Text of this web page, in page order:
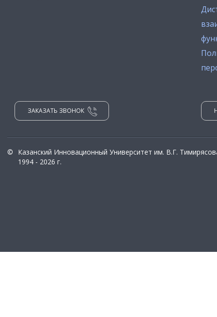
ЗАКАЗАТЬ ЗВОНОК
©
Казанский Инновационный Университет им. В.Г.
1994 - 2026 г.